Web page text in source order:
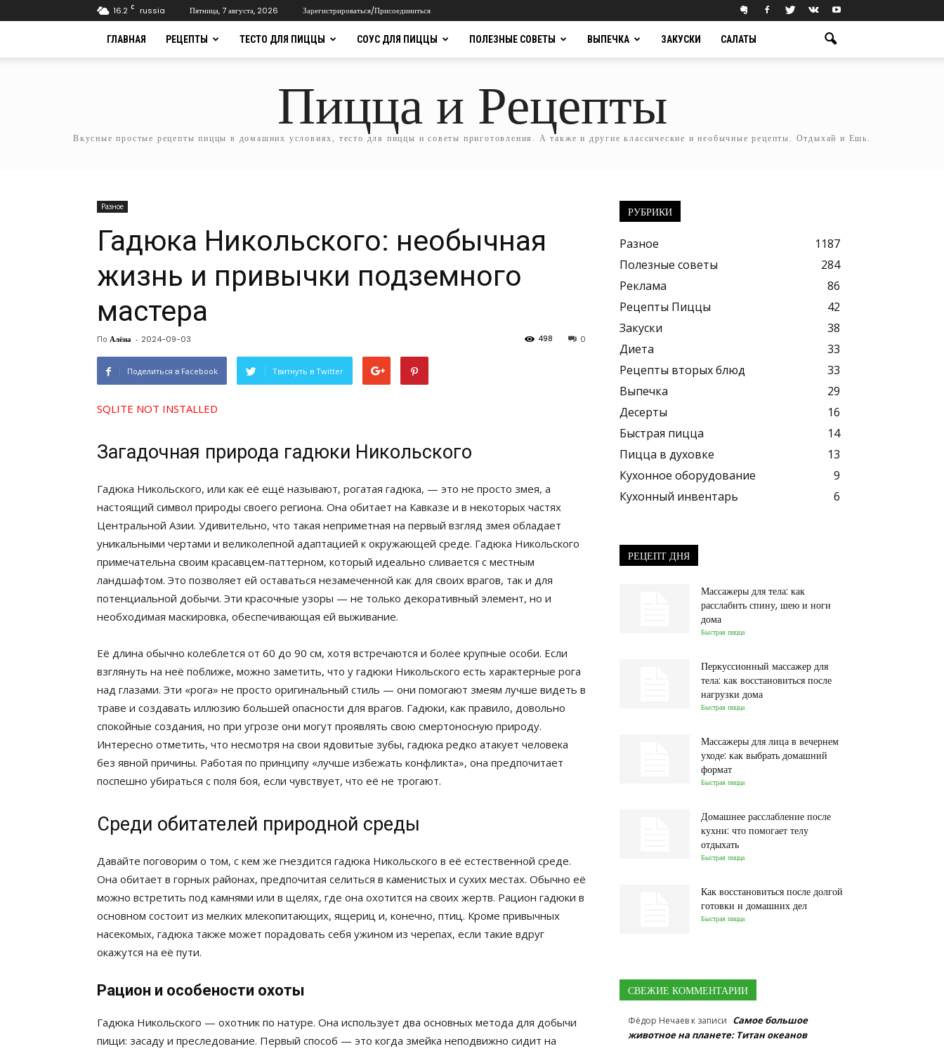
16.2 C russia Пятница, 7 августа, 2026 Зарегистрироваться/Присоединиться
ГЛАВНАЯ РЕЦЕПТЫ ТЕСТО ДЛЯ ПИЦЦЫ СОУС ДЛЯ ПИЦЦЫ ПОЛЕЗНЫЕ СОВЕТЫ ВЫПЕЧКА ЗАКУСКИ САЛАТЫ
Пицца и Рецепты
Вкусные простые рецепты пиццы в домашних условиях, тесто для пиццы и советы приготовления. А также и другие классические и необычные рецепты. Отдыхай и Ешь.
Разное
Гадюка Никольского: необычная
жизнь и привычки подземного
мастера
По Алёна - 2024-09-03 0
498
Поделиться в Facebook Твитнуть в Twitter
SQLITE NOT INSTALLED
Загадочная природа гадюки Никольского
Гадюка Никольского, или как её ещё называют, рогатая гадюка, — это не просто змея, а
настоящий символ природы своего региона. Она обитает на Кавказе и в некоторых частях
Центральной Азии. Удивительно, что такая неприметная на первый взгляд змея обладает
уникальными чертами и великолепной адаптацией к окружающей среде. Гадюка Никольского
примечательна своим красавцем-паттерном, который идеально сливается с местным
ландшафтом. Это позволяет ей оставаться незамеченной как для своих врагов, так и для
потенциальной добычи. Эти красочные узоры — не только декоративный элемент, но и
необходимая маскировка, обеспечивающая ей выживание.
Её длина обычно колеблется от 60 до 90 см, хотя встречаются и более крупные особи. Если
взглянуть на неё поближе, можно заметить, что у гадюки Никольского есть характерные рога
над глазами. Эти «рога» не просто оригинальный стиль — они помогают змеям лучше видеть в
траве и создавать иллюзию большей опасности для врагов. Гадюки, как правило, довольно
спокойные создания, но при угрозе они могут проявлять свою смертоносную природу.
Интересно отметить, что несмотря на свои ядовитые зубы, гадюка редко атакует человека
без явной причины. Работая по принципу «лучше избежать конфликта», она предпочитает
поспешно убираться с поля боя, если чувствует, что её не трогают.
Среди обитателей природной среды
Давайте поговорим о том, с кем же гнездится гадюка Никольского в её естественной среде.
Она обитает в горных районах, предпочитая селиться в каменистых и сухих местах. Обычно её
можно встретить под камнями или в щелях, где она охотится на своих жертв. Рацион гадюки в
основном состоит из мелких млекопитающих, ящериц и, конечно, птиц. Кроме привычных
насекомых, гадюка также может порадовать себя ужином из черепах, если такие вдруг
окажутся на её пути.
Рацион и особености охоты
Гадюка Никольского — охотник по натуре. Она использует два основных метода для добычи
пищи: засаду и преследование. Первый способ — это когда змейка неподвижно сидит на
РУБРИКИ
Разное
1187
Полезные советы
284
Реклама
86
Рецепты Пиццы
42
Закуски
38
Диета
33
Рецепты вторых блюд
33
Выпечка
29
Десерты
16
Быстрая пицца
14
Пицца в духовке
13
Кухонное оборудование
9
Кухонный инвентарь
6
РЕЦЕПТ ДНЯ
Массажеры для тела: как
расслабить спину, шею и ноги
дома
Быстрая пицца
Перкуссионный массажер для
тела: как восстановиться после
нагрузки дома
Быстрая пицца
Массажеры для лица в вечернем
уходе: как выбрать домашний
формат
Быстрая пицца
Домашнее расслабление после
кухни: что помогает телу
отдыхать
Быстрая пицца
Как восстановиться после долгой
готовки и домашних дел
Быстрая пицца
СВЕЖИЕ КОММЕНТАРИИ
Фёдор Нечаев к записи Самое большое
животное на планете: Титан океанов